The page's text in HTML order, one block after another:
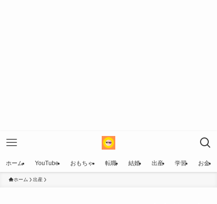
ホーム YouTube おもちゃ 転職 結婚 出産 学習 お金
ホーム 出産